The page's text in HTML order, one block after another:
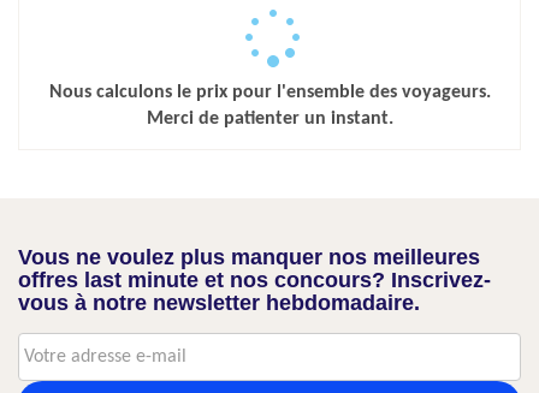
Nous calculons le prix pour l'ensemble des voyageurs.
Merci de patienter un instant.
Vous ne voulez plus manquer nos meilleures
offres last minute et nos concours? Inscrivez-
vous à notre newsletter hebdomadaire.